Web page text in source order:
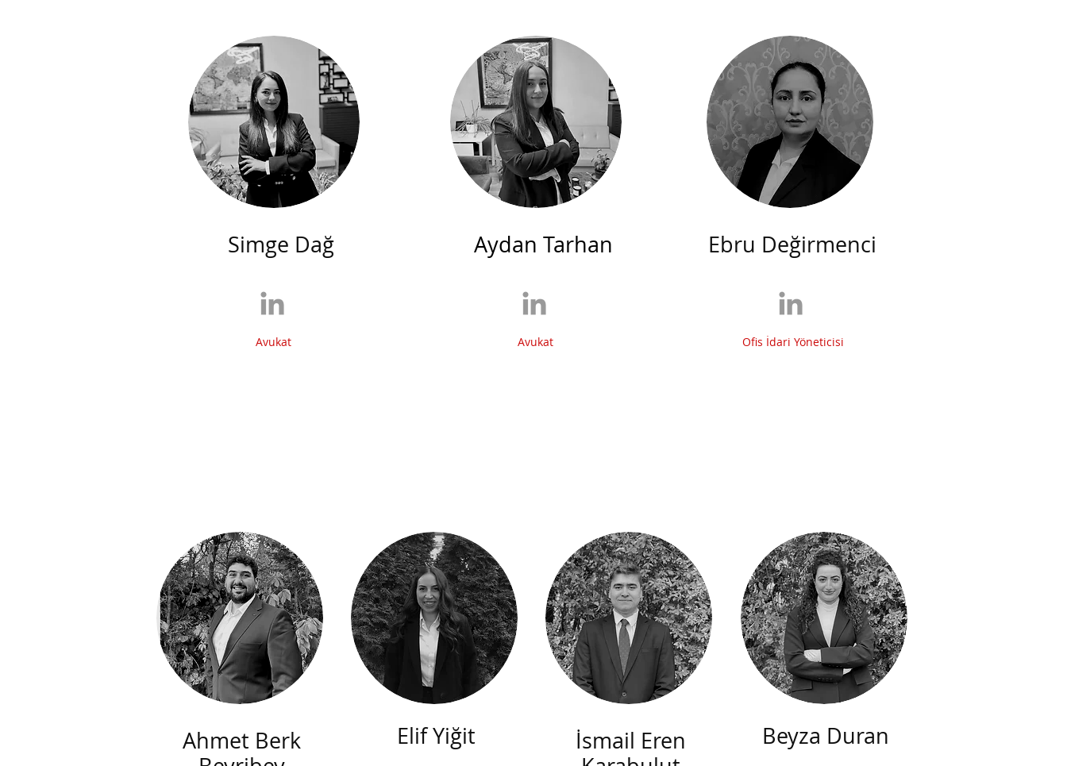
Simge Dağ
Avukat
Aydan Tarhan
Avukat
Ebru Değirmenci
Ofis İdari Yöneticisi
Ahmet Berk
Elif Yiğit
İsmail Eren
Beyza Duran